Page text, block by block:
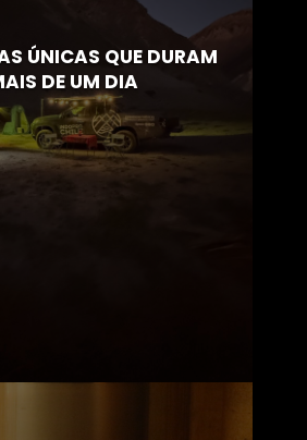
ÚNICAS QUE DURAM
DE UM DIA